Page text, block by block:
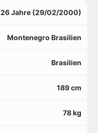
26 Jahre (29/02/2000)
Montenegro Brasilien
Brasilien
189 cm
78 kg